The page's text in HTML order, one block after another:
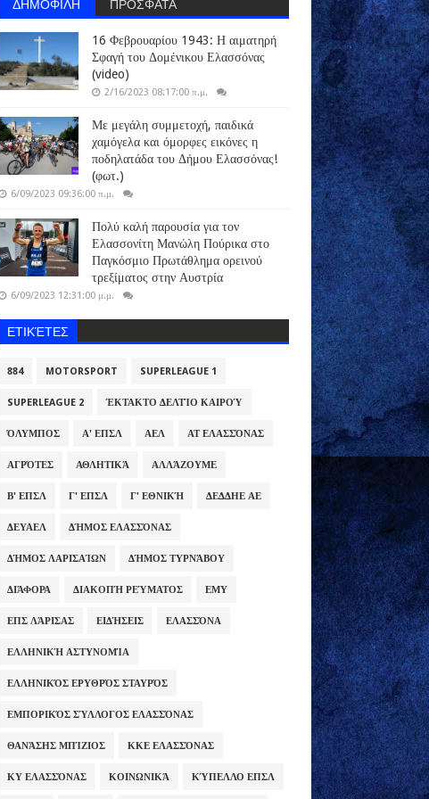
16 Φεβρουαρίου 1943: Η αιματηρή
Σφαγή του Δομένικου Ελασσόνας
(video)
2/16/2023 08:17:00 π.μ.
Με μεγάλη συμμετοχή, παιδικά
χαμόγελα και όμορφες εικόνες η
ποδηλατάδα του Δήμου Ελασσόνας!
(φωτ.)
6/09/2023 09:36:00 π.μ.
Πολύ καλή παρουσία για τον
Ελασσονίτη Μανώλη Πούρικα στο
Παγκόσμιο Πρωτάθλημα ορεινού
τρεξίματος στην Αυστρία
6/09/2023 12:31:00 μ.μ.
ΕΤΙΚΈΤΕΣ
884 MOTORSPORT SUPERLEAGUE 1
SUPERLEAGUE 2 ΈΚΤΑΚΤΟ ΔΕΛΤΊΟ ΚΑΙΡΟΎ
ΌΛΥΜΠΟΣ Α' ΕΠΣΛ ΑΕΛ ΑΤ ΕΛΑΣΣΌΝΑΣ
ΑΓΡΌΤΕΣ ΑΘΛΗΤΙΚΆ ΑΛΛΆΖΟΥΜΕ
Β' ΕΠΣΛ Γ' ΕΠΣΛ Γ' ΕΘΝΙΚΉ ΔΕΔΔΗΕ ΑΕ
ΔΕΥΑΕΛ ΔΉΜΟΣ ΕΛΑΣΣΌΝΑΣ
ΔΉΜΟΣ ΛΑΡΙΣΑΊΩΝ ΔΉΜΟΣ ΤΥΡΝΆΒΟΥ
ΔΙΆΦΟΡΑ ΔΙΑΚΟΠΉ ΡΕΎΜΑΤΟΣ ΕΜΥ
ΕΠΣ ΛΆΡΙΣΑΣ ΕΙΔΉΣΕΙΣ ΕΛΑΣΣΌΝΑ
ΕΛΛΗΝΙΚΉ ΑΣΤΥΝΟΜΊΑ
ΕΛΛΗΝΙΚΌΣ ΕΡΥΘΡΌΣ ΣΤΑΥΡΌΣ
ΕΜΠΟΡΙΚΌΣ ΣΎΛΛΟΓΟΣ ΕΛΑΣΣΌΝΑΣ
ΘΑΝΆΣΗΣ ΜΠΊΖΙΟΣ ΚΚΕ ΕΛΑΣΣΌΝΑΣ
ΚΥ ΕΛΑΣΣΌΝΑΣ ΚΟΙΝΩΝΙΚΆ ΚΎΠΕΛΛΟ ΕΠΣΛ